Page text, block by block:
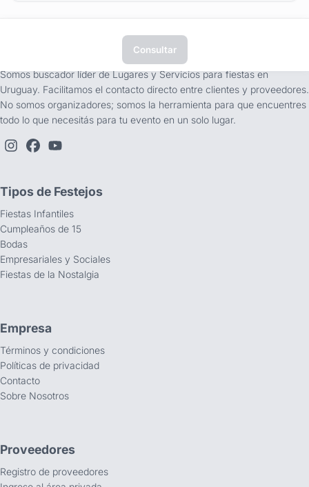
Consultar
Somos buscador líder de Lugares y Servicios para fiestas en
Uruguay. Facilitamos el contacto directo entre clientes y proveedores.
No somos organizadores; somos la herramienta para que encuentres
todo lo que necesitás para tu evento en un solo lugar.
Tipos de Festejos
Fiestas Infantiles
Cumpleaños de 15
Bodas
Empresariales y Sociales
Fiestas de la Nostalgia
Empresa
Términos y condiciones
Políticas de privacidad
Contacto
Sobre Nosotros
Proveedores
Registro de proveedores